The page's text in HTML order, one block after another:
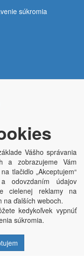
súkromia
byABRA E-shop
IČO: 03220923; DIČ:
22. 7. 2014, krajský soud v
Vášho správania
a zobrazujeme Vám
tlačidlo „Akceptujem“
odovzdaním údajov
cielenej reklamy na
na ďalších weboch.
kedykoľvek vypnúť
súkromia.